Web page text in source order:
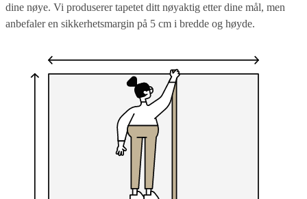
dine nøye. Vi produserer tapetet ditt nøyaktig etter dine mål, men
anbefaler en sikkerhetsmargin på 5 cm i bredde og høyde.